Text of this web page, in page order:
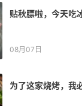
贴秋膘啦，今天吃
08月07日
为了这家烧烤，我